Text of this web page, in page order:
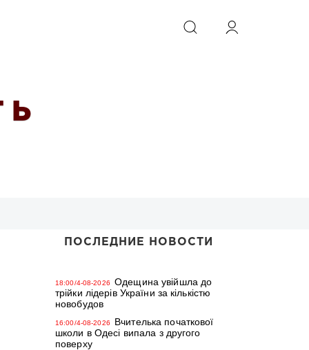
ИСКАТЬ
Ь
ПОСЛЕДНИЕ НОВОСТИ
18:00/4-08-2026
Одещина увійшла до
трійки лідерів України за кількістю
новобудов
16:00/4-08-2026
Вчителька початкової
школи в Одесі випала з другого
поверху